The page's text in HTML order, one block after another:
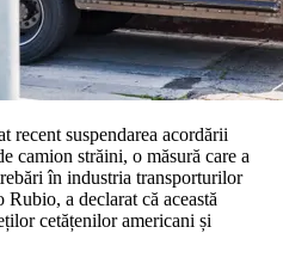
recent suspendarea acordării
camion străini, o măsură care a
în industria transporturilor
a declarat că această
cetățenilor americani și